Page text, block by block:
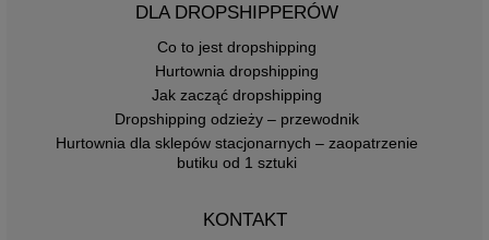
DLA DROPSHIPPERÓW
Co to jest dropshipping
Hurtownia dropshipping
Jak zacząć dropshipping
Dropshipping odzieży – przewodnik
Hurtownia dla sklepów stacjonarnych – zaopatrzenie
butiku od 1 sztuki
KONTAKT